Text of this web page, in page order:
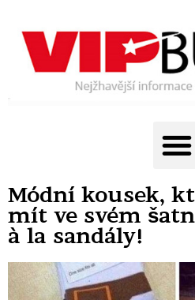
Módní kousek,
mít ve svém
à la sandály!